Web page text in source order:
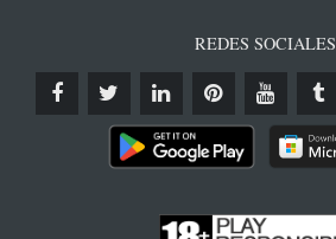
REDES SOCIALES